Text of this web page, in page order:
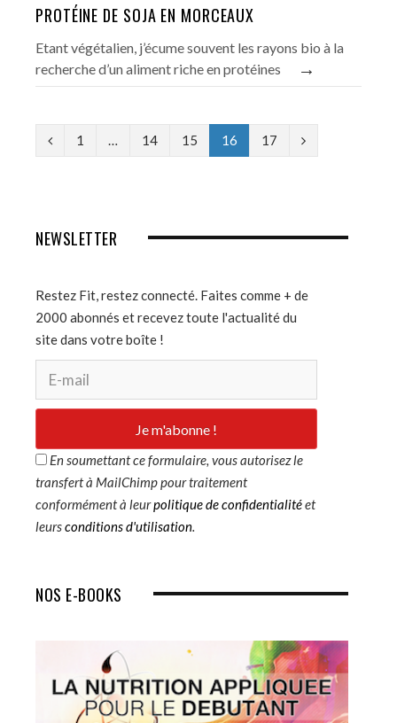
PROTÉINE DE SOJA EN MORCEAUX
Etant végétalien, j’écume souvent les rayons bio à la
recherche d’un aliment riche en protéines
→
P
v
o
u
s
1 … 14 15 16 17
N
t
NEWSLETTER
Restez Fit, restez connecté. Faites comme + de
2000 abonnés et recevez toute l'actualité du
site dans votre boîte !
En soumettant ce formulaire, vous autorisez le
transfert à MailChimp pour traitement
conformément à leurpolitique de confidentialitéet
leursconditions d'utilisation.
NOS E-BOOKS